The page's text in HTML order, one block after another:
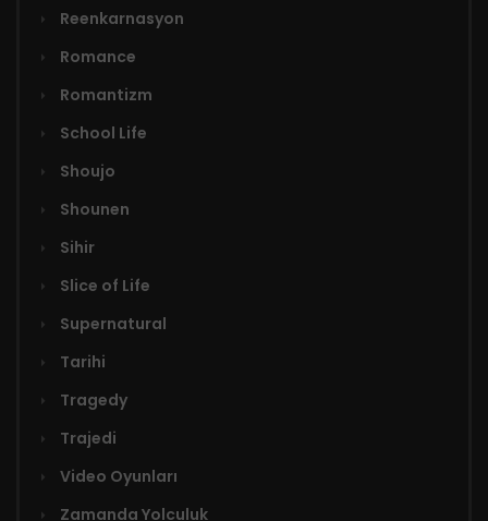
Reenkarnasyon
Romance
Romantizm
School Life
Shoujo
Shounen
Sihir
Slice of Life
Supernatural
Tarihi
Tragedy
Trajedi
Video Oyunları
Zamanda Yolculuk